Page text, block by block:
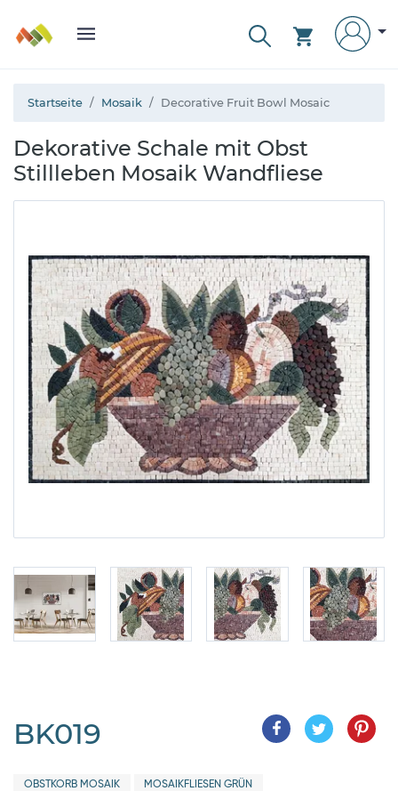
Startseite Mosaik Decorative Fruit Bowl Mosaic
Dekorative Schale mit Obst
Stillleben Mosaik Wandfliese
BK019
OBSTKORB MOSAIK MOSAIKFLIESEN GRÜN